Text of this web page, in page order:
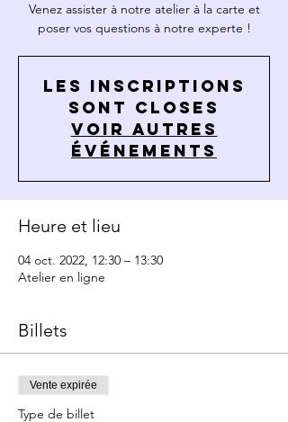
Venez assister à notre atelier à la carte et
poser vos questions à notre experte !
Les inscriptions
sont closes
Voir autres
événements
Heure et lieu
04 oct. 2022, 12:30 – 13:30
Atelier en ligne
Billets
Vente expirée
Type de billet